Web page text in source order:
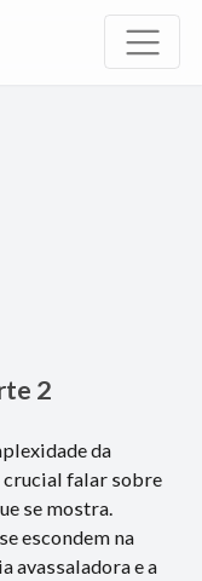
2
da
crucial falar sobre
se mostra.
escondem na
avassaladora e a